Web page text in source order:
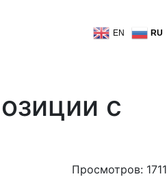
EN RU
с
Просмотров: 1711